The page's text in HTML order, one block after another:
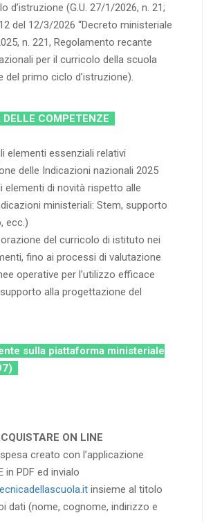
d’istruzione (G.U. 27/1/2026, n. 21;
del 12/3/2026 “Decreto ministeriale
n. 221, Regolamento recante
per il curricolo della scuola
del primo ciclo d’istruzione).
COMPETENZE
elementi essenziali relativi
delle Indicazioni nazionali 2025
elementi di novità rispetto alle
ministeriali: Stem, supporto
ecc.)
del curricolo di istituto nei
fino ai processi di valutazione
operative per l’utilizzo efficace
alla progettazione del
sulla piattaforma ministeriale
ON LINE
creato con l’applicazione
in PDF ed invialo
insieme al titolo
dati (nome, cognome, indirizzo e